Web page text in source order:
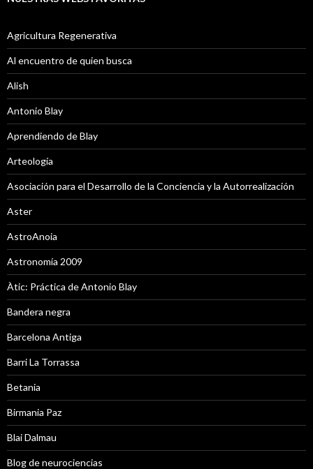
Agricultura Regenerativa
Al encuentro de quien busca
Alish
Antonio Blay
Aprendiendo de Blay
Arteología
Asociación para el Desarrollo de la Conciencia y la Autorrealización
Aster
AstroAnoia
Astronomía 2009
Àtic: Práctica de Antonio Blay
Bandera negra
Barcelona Antiga
Barri La Torrassa
Betania
Birmania Paz
Blai Dalmau
Blog de neurociencias